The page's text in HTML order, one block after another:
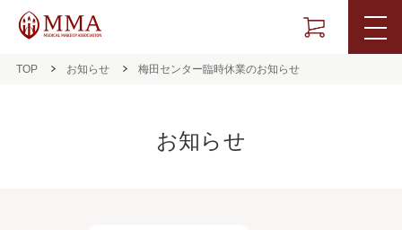
TOP お知らせ 梅田センター臨時休業のお知らせ
お知らせ